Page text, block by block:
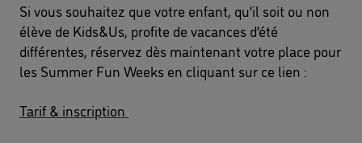
Si vous souhaitez que votre enfant, qu’il soit ou non
élève de Kids&Us, profite de vacances d’été
différentes, réservez dès maintenant votre place pour
les Summer Fun Weeks en cliquant sur ce lien :
Tarif & inscription